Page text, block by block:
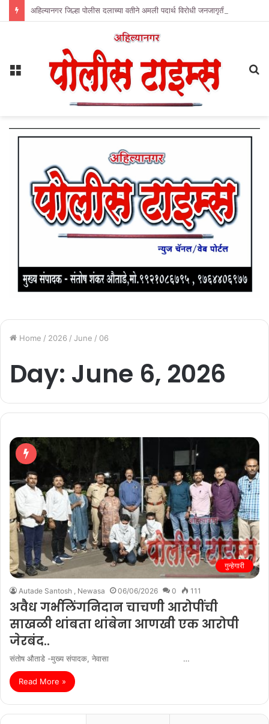
Home / 2026 / June / 06
Day: June 6, 2026
गुन्हेगारी
Autade Santosh , Newasa 06/06/2026 0 111
अवैध गर्भलिंगनिदान चाचणी आरोपींची
साखळी थांबता थांबेना आणखी एक आरोपी
जेरबंद..
संतोष औताडे -मुख्य संपादक, नेवासा …
Read More »